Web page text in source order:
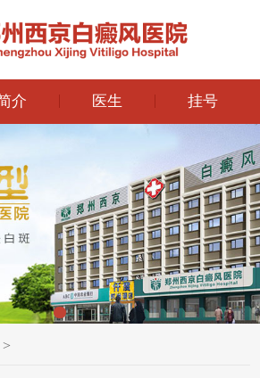
介 医生 挂号
>